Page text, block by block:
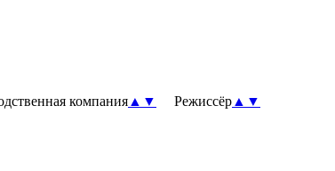
компания ▲ ▼ Режиссёр ▲ ▼